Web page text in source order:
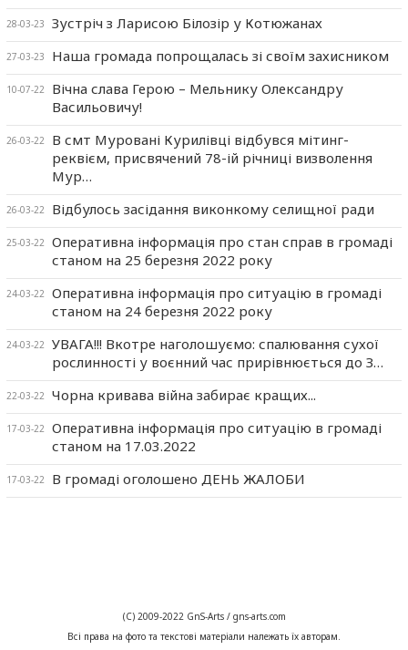
28-03-23 Зустріч з Ларисою Білозір у Котюжанах
27-03-23 Наша громада попрощалась зі своїм захисником
10-07-22
Вічна слава Герою – Мельнику Олександру
Васильовичу!
26-03-22
В смт Муровані Курилівці відбувся мітинг-
реквієм, присвячений 78-ій річниці визволення
Мур…
26-03-22 Відбулось засідання виконкому селищної ради
25-03-22 Оперативна інформація про стан справ в громаді
станом на 25 березня 2022 року
24-03-22 Оперативна інформація про ситуацію в громаді
станом на 24 березня 2022 року
24-03-22 УВАГА!!! Вкотре наголошуємо: спалювання сухої
рослинності у воєнний час прирівнюється до З…
22-03-22 Чорна кривава війна забирає кращих...
17-03-22 Оперативна інформація про ситуацію в громаді
станом на 17.03.2022
17-03-22 В громаді оголошено ДЕНЬ ЖАЛОБИ
(C) 2009-2022 GnS-Arts / gns-arts.com
Всі права на фото та текстові матеріали належать їх авторам.